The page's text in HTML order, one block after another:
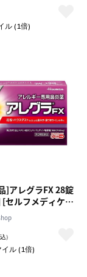
ル (1倍)
]アレグラFX 28錠
セルフメディケー
象]
）
ル (1倍)